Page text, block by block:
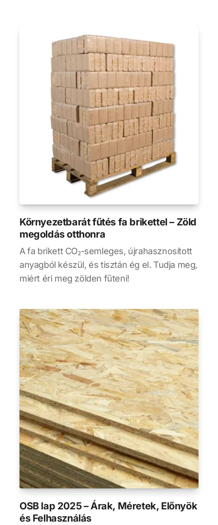
Környezetbarát fűtés fa brikettel – Zöld
megoldás otthonra
A fa brikett CO₂-semleges, újrahasznosított
anyagból készül, és tisztán ég el. Tudja meg,
miért éri meg zölden fűteni!
OSB lap 2025 – Árak, Méretek, Előnyök
és Felhasználás